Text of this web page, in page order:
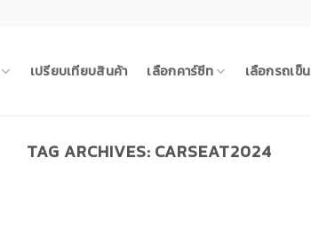
เปรียบเทียบสินค้า เลือกคาร์ซีท เลือกรถเข็น
TAG ARCHIVES: CARSEAT2024